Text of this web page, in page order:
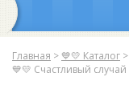
Главная > 💙💛 Каталог >
💙💛 Счастливый случай